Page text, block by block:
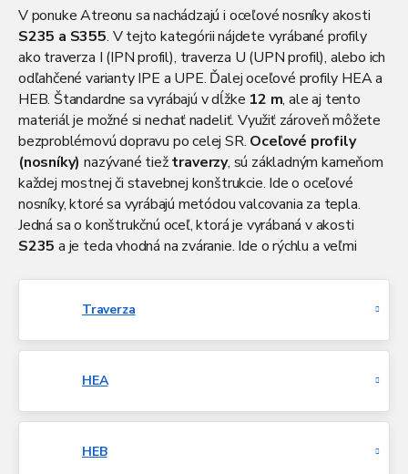
V ponuke Atreonu sa nachádzajú i oceľové nosníkyakosti
S235 a S355. V tejto kategórii nájdete vyrábané profily
ako traverza I (IPN profil), traverza U (UPN profil), alebo ich
odľahčené varianty IPE a UPE. Ďalej oceľové profily HEAa
HEB. Štandardne sa vyrábajú v dĺžke 12 m, ale aj tento
materiál je možné si nechať nadeliť. Využiť zároveň môžete
bezproblémovú dopravu po celej SR. Oceľové profily
(nosníky) nazývané tiežtraverzy, sú základným kameňom
každej mostnej či stavebnej konštrukcie. Ide o oceľové
nosníky, ktoré sa vyrábajú metódou valcovania za tepla.
Jedná sa o konštrukčnú oceľ, ktorá je vyrábaná v akosti
S235 a je teda vhodná na zváranie. Ide o rýchlu a veľmi
jednotlivé
Traverza
HEA
HEB